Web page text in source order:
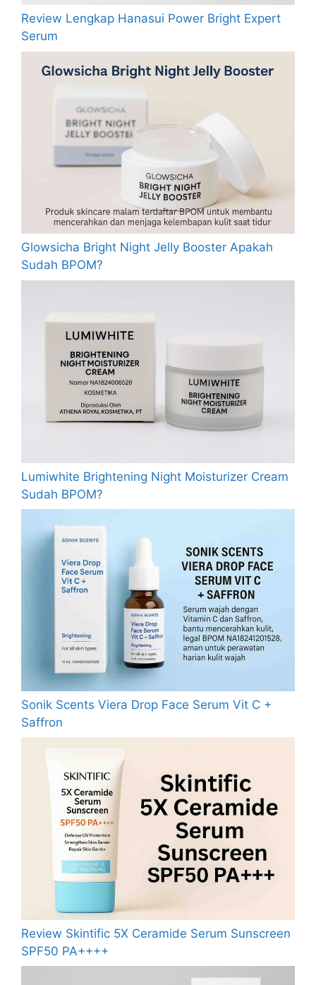
Review Lengkap Hanasui Power Bright Expert
Serum
Glowsicha Bright Night Jelly Booster Apakah
Sudah BPOM?
Lumiwhite Brightening Night Moisturizer Cream
Sudah BPOM?
Sonik Scents Viera Drop Face Serum Vit C +
Saffron
Review Skintific 5X Ceramide Serum Sunscreen
SPF50 PA++++